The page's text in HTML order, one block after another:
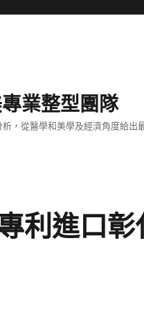
業整型團隊
，從醫學和美學及經濟角度給
利進口